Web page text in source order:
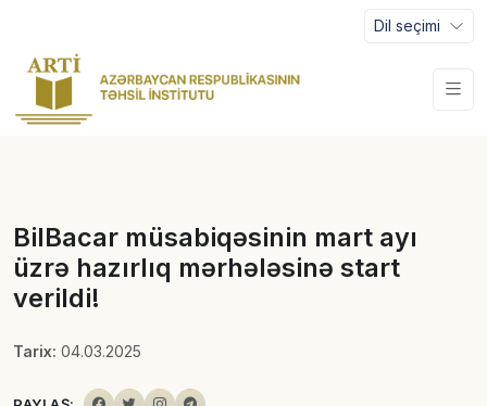
Dil seçimi
BilBacar müsabiqəsinin mart ayı
üzrə hazırlıq mərhələsinə start
verildi!
Tarix: 04.03.2025